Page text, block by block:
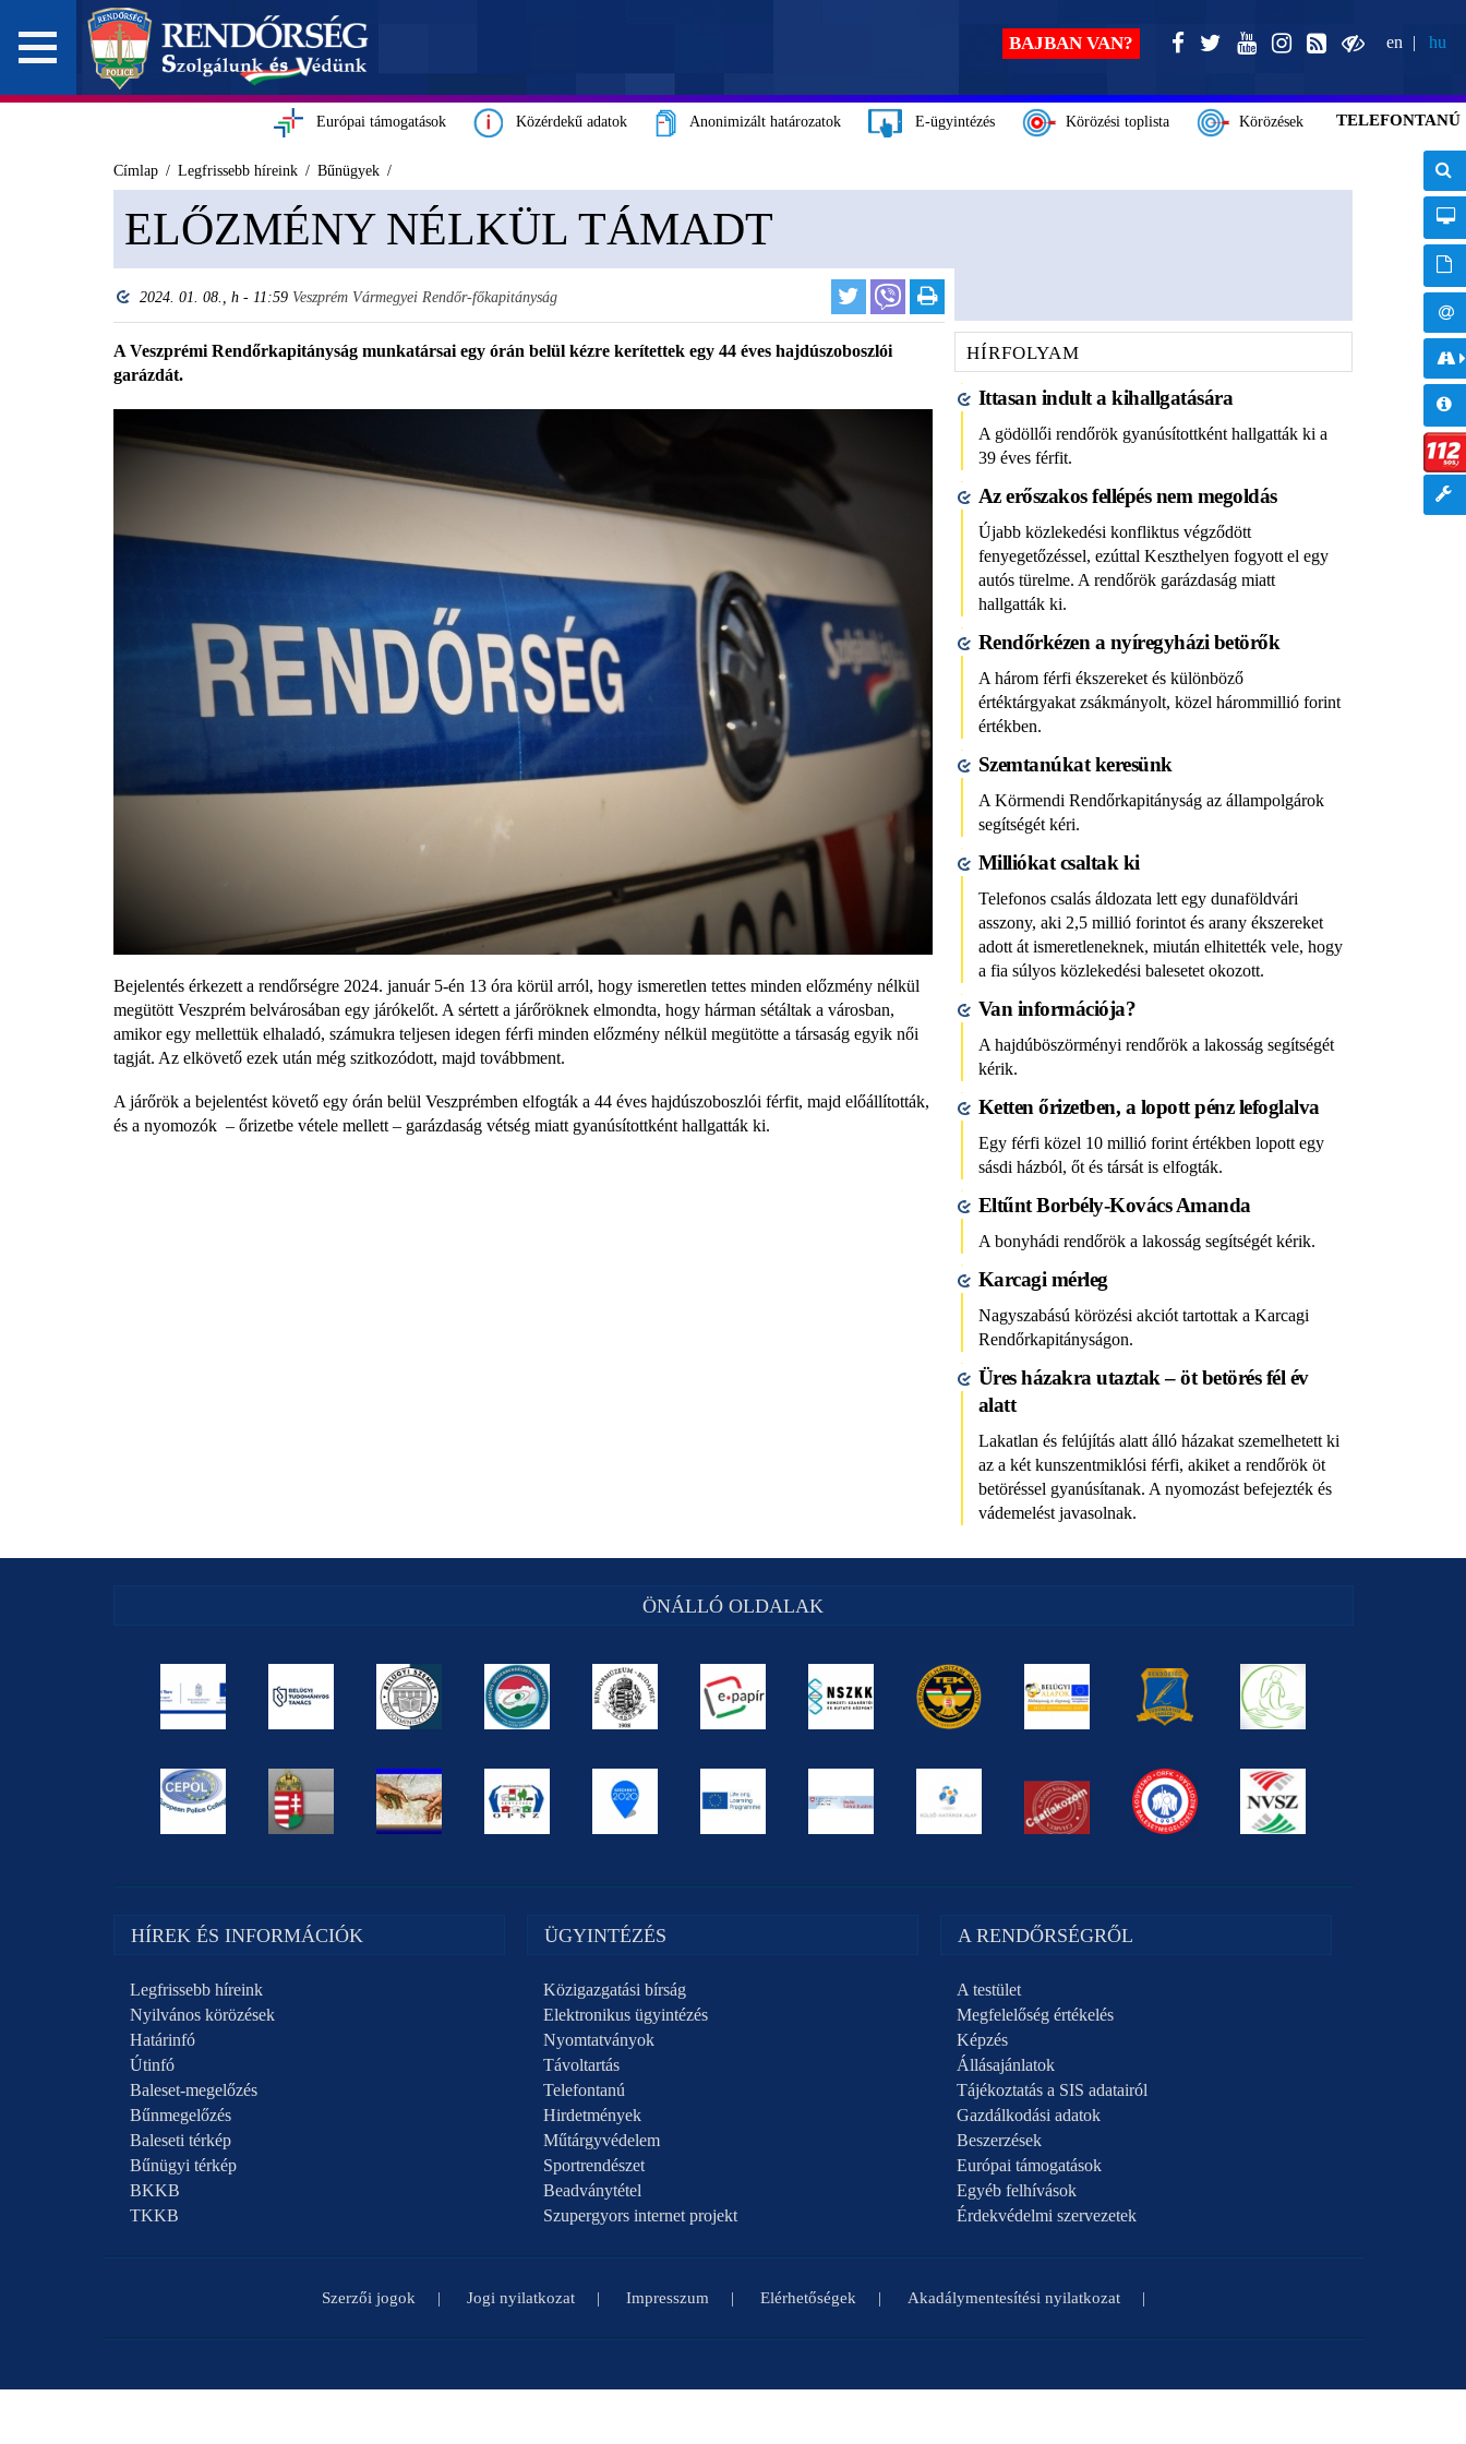
en hu
BAJBAN VAN?
Európai támogatások Közérdekű adatok Anonimizált határozatok E-ügyintézés Körözési toplista Körözések TELEFONTANÚ
Címlap Legfrissebb híreink Bűnügyek
ELŐZMÉNY NÉLKÜL TÁMADT
2024. 01. 08., h - 11:59 Veszprém Vármegyei Rendőr-főkapitányság
A Veszprémi Rendőrkapitányság munkatársai egy órán belül kézre kerítettek egy 44 éves hajdúszoboszlói
garázdát.
Bejelentés érkezett a rendőrségre 2024. január 5-én 13 óra körül arról, hogy ismeretlen tettes minden előzmény nélkül
megütött Veszprém belvárosában egy járókelőt. A sértett a járőröknek elmondta, hogy hárman sétáltak a városban,
amikor egy mellettük elhaladó, számukra teljesen idegen férfi minden előzmény nélkül megütötte a társaság egyik női
tagját. Az elkövető ezek után még szitkozódott, majd továbbment.
A járőrök a bejelentést követő egy órán belül Veszprémben elfogták a 44 éves hajdúszoboszlói férfit, majd előállították,
és a nyomozók – őrizetbe vétele mellett – garázdaság vétség miatt gyanúsítottként hallgatták ki.
HÍRFOLYAM
Ittasan indult a kihallgatására
A gödöllői rendőrök gyanúsítottként hallgatták ki a
39 éves férfit.
Az erőszakos fellépés nem megoldás
Újabb közlekedési konfliktus végződött
fenyegetőzéssel, ezúttal Keszthelyen fogyott el egy
autós türelme. A rendőrök garázdaság miatt
hallgatták ki.
Rendőrkézen a nyíregyházi betörők
A három férfi ékszereket és különböző
értéktárgyakat zsákmányolt, közel hárommillió forint
értékben.
Szemtanúkat keresünk
A Körmendi Rendőrkapitányság az állampolgárok
segítségét kéri.
Milliókat csaltak ki
Telefonos csalás áldozata lett egy dunaföldvári
asszony, aki 2,5 millió forintot és arany ékszereket
adott át ismeretleneknek, miután elhitették vele, hogy
a fia súlyos közlekedési balesetet okozott.
Van információja?
A hajdúböszörményi rendőrök a lakosság segítségét
kérik.
Ketten őrizetben, a lopott pénz lefoglalva
Egy férfi közel 10 millió forint értékben lopott egy
sásdi házból, őt és társát is elfogták.
Eltűnt Borbély-Kovács Amanda
A bonyhádi rendőrök a lakosság segítségét kérik.
Karcagi mérleg
Nagyszabású körözési akciót tartottak a Karcagi
Rendőrkapitányságon.
Üres házakra utaztak – öt betörés fél év
alatt
Lakatlan és felújítás alatt álló házakat szemelhetett ki
az a két kunszentmiklósi férfi, akiket a rendőrök öt
betöréssel gyanúsítanak. A nyomozást befejezték és
vádemelést javasolnak.
ÖNÁLLÓ OLDALAK
HÍREK ÉS INFORMÁCIÓK
Legfrissebb híreink
Nyilvános körözések
Határinfó
Útinfó
Baleset-megelőzés
Bűnmegelőzés
Baleseti térkép
Bűnügyi térkép
BKKB
TKKB
ÜGYINTÉZÉS
Közigazgatási bírság
Elektronikus ügyintézés
Nyomtatványok
Távoltartás
Telefontanú
Hirdetmények
Műtárgyvédelem
Sportrendészet
Beadványtétel
Szupergyors internet projekt
A RENDŐRSÉGRŐL
A testület
Megfelelőség értékelés
Képzés
Állásajánlatok
Tájékoztatás a SIS adatairól
Gazdálkodási adatok
Beszerzések
Európai támogatások
Egyéb felhívások
Érdekvédelmi szervezetek
Szerzői jogok Jogi nyilatkozat Impresszum Elérhetőségek Akadálymentesítési nyilatkozat